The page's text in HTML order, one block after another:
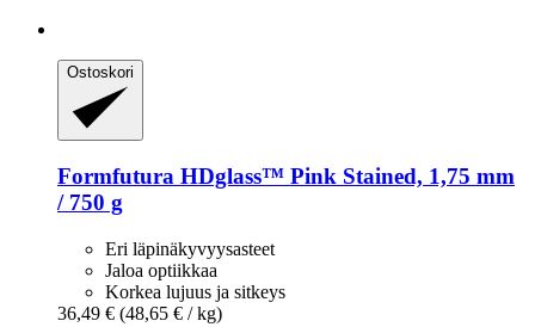
Ostoskori
Formfutura HDglass™ Pink Stained, 1,75 mm
/ 750 g
Eri läpinäkyvyysasteet
Jaloa optiikkaa
Korkea lujuus ja sitkeys
36,49 € (48,65 € / kg)